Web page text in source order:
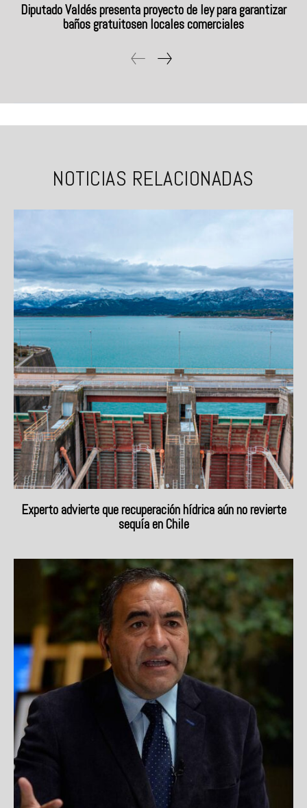
Diputado Valdés presenta proyecto de ley para garantizar
baños gratuitosen locales comerciales
NOTICIAS RELACIONADAS
Experto advierte que recuperación hídrica aún no revierte
sequía en Chile